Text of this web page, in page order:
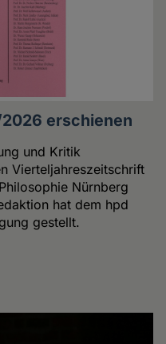
erschienen
und Kritik
Vierteljahreszeitschrift
Nürnberg
hat dem hpd
gestellt.